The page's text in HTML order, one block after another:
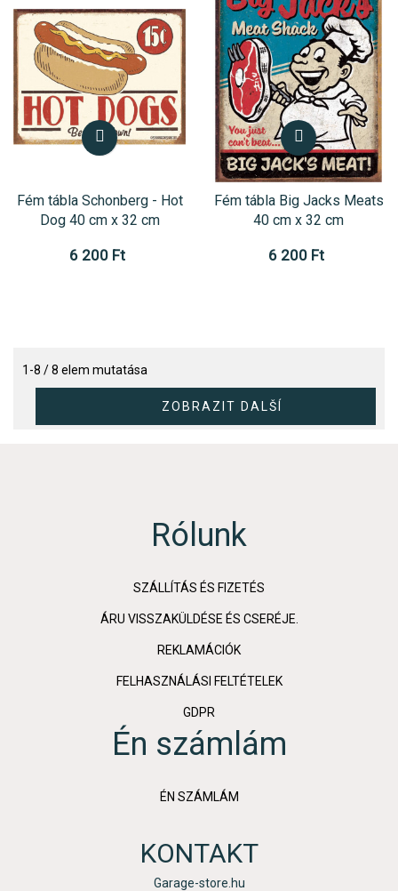
Fém tábla Schonberg - Hot
Dog 40 cm x 32 cm
6 200 Ft
Fém tábla Big Jacks Meats
40 cm x 32 cm
6 200 Ft
1-8 / 8 elem mutatása
Rólunk
SZÁLLÍTÁS ÉS FIZETÉS
ÁRU VISSZAKÜLDÉSE ÉS CSERÉJE.
REKLAMÁCIÓK
FELHASZNÁLÁSI FELTÉTELEK
GDPR
Én számlám
ÉN SZÁMLÁM
KONTAKT
Garage-store.hu